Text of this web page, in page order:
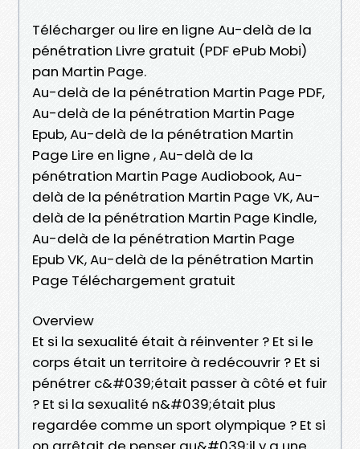
Télécharger ou lire en ligne Au-delà de la
pénétration Livre gratuit (PDF ePub Mobi)
pan Martin Page.
Au-delà de la pénétration Martin Page PDF,
Au-delà de la pénétration Martin Page
Epub, Au-delà de la pénétration Martin
Page Lire en ligne , Au-delà de la
pénétration Martin Page Audiobook, Au-
delà de la pénétration Martin Page VK, Au-
delà de la pénétration Martin Page Kindle,
Au-delà de la pénétration Martin Page
Epub VK, Au-delà de la pénétration Martin
Page Téléchargement gratuit
Overview
Et si la sexualité était à réinventer ? Et si le
corps était un territoire à redécouvrir ? Et si
pénétrer c&#039;était passer à côté et fuir
? Et si la sexualité n&#039;était plus
regardée comme un sport olympique ? Et si